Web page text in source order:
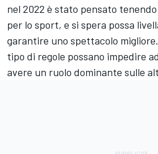
nel 2022 è stato pensato
per lo sport, e si spera possa
garantire uno spettacolo
tipo di regole possano impedire
avere un ruolo dominante sulle